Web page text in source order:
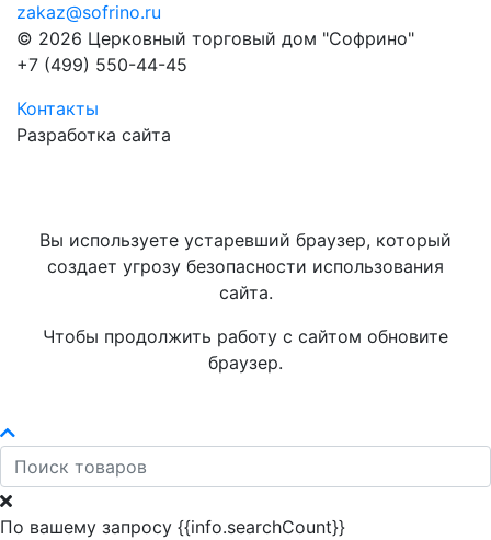
zakaz@sofrino.ru
© 2026 Церковный торговый дом "Софрино"
+7 (499) 550-44-45
Контакты
Разработка сайта
Вы используете устаревший браузер, который
создает угрозу безопасности использования
сайта.
Чтобы продолжить работу с сайтом обновите
браузер.
По вашему запросу {{info.searchCount}}